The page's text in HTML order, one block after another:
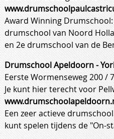
Award Winning
drumschool van Noord
en 2e drumschool van de
Drumschool Apeldoorn -
Eerste Wormenseweg 200 /
Je kunt hier terecht voor
Een zeer actieve
kunt spelen tijdens de "On-